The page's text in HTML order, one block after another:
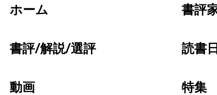
ホーム 書評
書評/解説/選評 読書
動画 特集